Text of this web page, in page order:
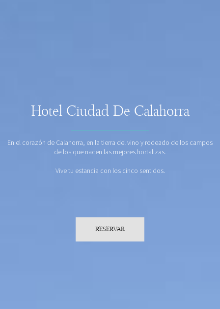
Hotel Ciudad De Calahorra
En el corazón de Calahorra, en la tierra del vino y rodeado de los campos
de los que nacen las mejores hortalizas.
Vive tu estancia con los cinco sentidos.
RESERVAR